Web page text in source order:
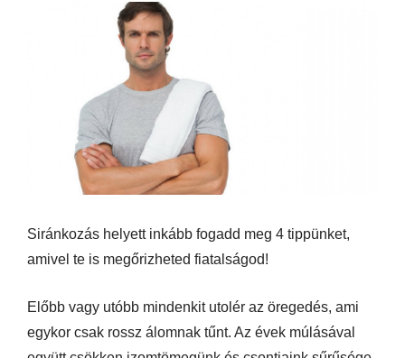
Siránkozás helyett inkább fogadd meg 4 tippünket,
amivel te is megőrizheted fiatalságod!
Előbb vagy utóbb mindenkit utolér az öregedés, ami
egykor csak rossz álomnak tűnt. Az évek múlásával